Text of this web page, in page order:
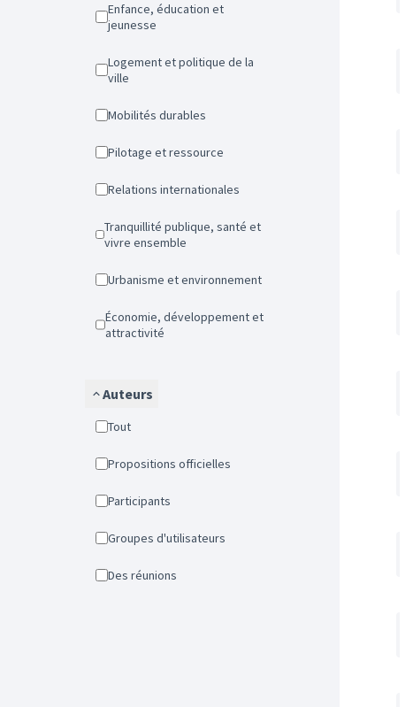
Enfance, éducation et
jeunesse
Logement et politique de la
ville
Mobilités durables
Pilotage et ressource
Relations internationales
Tranquillité publique, santé et
vivre ensemble
Urbanisme et environnement
Économie, développement et
attractivité
Auteurs
Tout
Propositions officielles
Participants
Groupes d'utilisateurs
Des réunions